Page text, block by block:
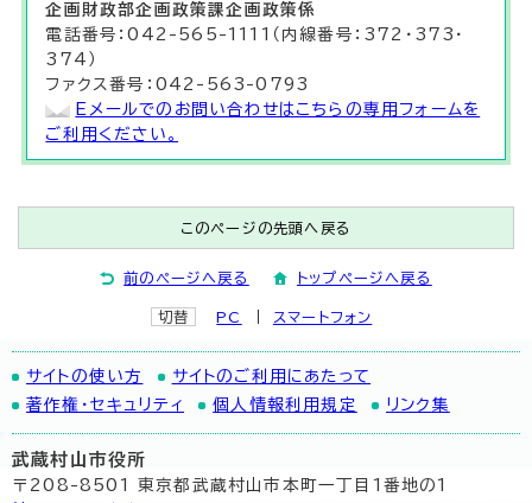
企画財政部企画政策課企画政策係
電話番号：042-565-1111（内線番号：372・373・
374）
ファクス番号：042-563-0793
Eメールでのお問い合わせはこちらの専用フォームを
ご利用ください。
このページの先頭へ戻る
前のページへ戻る トップページへ戻る
切替 PC スマートフォン
サイトの使い方
サイトのご利用にあたって
著作権・セキュリティ
個人情報利用規定 リンク集
武蔵村山市役所
〒208-8501 東京都武蔵村山市本町一丁目1番地の1